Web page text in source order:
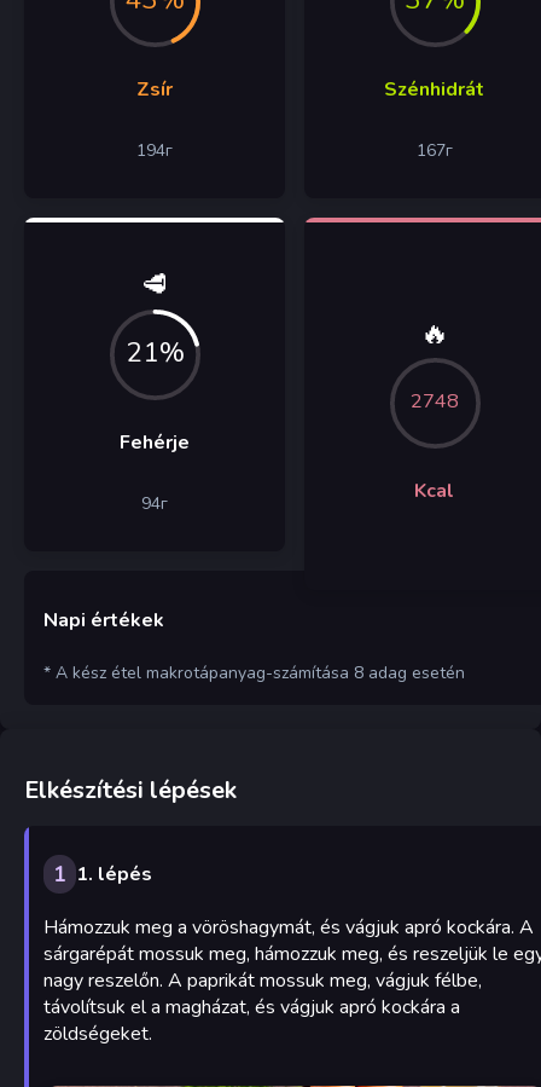
Zsír
194г
Szénhidrát
167г
🥩
21%
Fehérje
94г
🔥
2748
Kcal
Napi értékek
* A kész étel makrotápanyag-számítása 8 adag esetén
Elkészítési lépések
1 1. lépés
Hámozzuk meg a vöröshagymát, és vágjuk apró kockára. A
sárgarépát mossuk meg, hámozzuk meg, és reszeljük le
nagy reszelőn. A paprikát mossuk meg, vágjuk félbe,
távolítsuk el a magházat, és vágjuk apró kockára a
zöldségeket.